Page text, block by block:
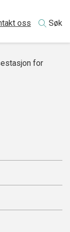
oss Søk
for